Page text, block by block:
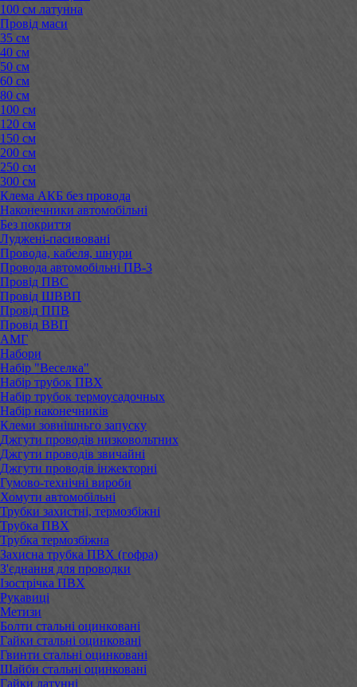
100 см латунна
Провід маси
35 см
40 см
50 см
60 см
80 см
100 см
120 см
150 см
200 см
250 см
300 см
Клема АКБ без провода
Наконечники автомобільні
Без покриття
Луджені-пасивовані
Провода, кабеля, шнури
Провода автомобільні ПВ-3
Провід ПВС
Провід ШВВП
Провід ППВ
Провід ВВП
АМГ
Набори
Набір "Веселка"
Набір трубок ПВХ
Набір трубок термоусадочных
Набір наконечників
Клеми зовнішньго запуску
Джгути проводів низковольтних
Джгути проводів звичайні
Джгути проводів інжекторні
Гумово-технічні вироби
Хомути автомобільні
Трубки захистні, термозбіжні
Трубка ПВХ
Трубка термозбіжна
Захисна трубка ПВХ (гофра)
З'єднання для проводки
Ізострічка ПВХ
Рукавиці
Метизи
Болти стальні оцинковані
Гайки стальні оцинковані
Гвинти стальні оцинковані
Шайби стальні оцинковані
Гайки латунні